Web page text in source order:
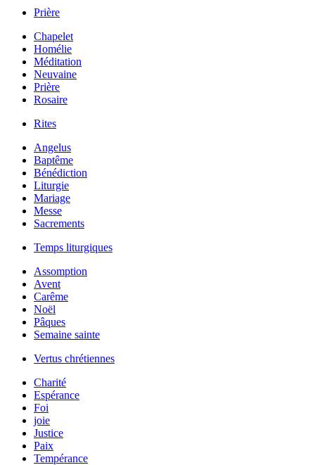
Prière
Chapelet
Homélie
Méditation
Neuvaine
Prière
Rosaire
Rites
Angelus
Baptême
Bénédiction
Liturgie
Mariage
Messe
Sacrements
Temps liturgiques
Assomption
Avent
Carême
Noël
Pâques
Semaine sainte
Vertus chrétiennes
Charité
Espérance
Foi
joie
Justice
Paix
Tempérance